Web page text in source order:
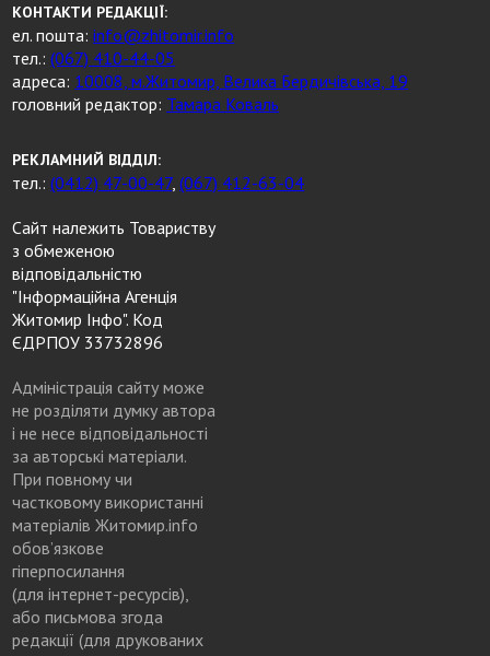
КОНТАКТИ РЕДАКЦІЇ:
ел. пошта:info@zhitomir.info
тел.:(067) 410-44-05
адреса: 10008, м.Житомир, Велика Бердичівська, 19
головний редактор: Тамара Коваль
РЕКЛАМНИЙ ВІДДІЛ:
тел.:(0412) 47-00-47,(067) 412-63-04
Сайт належить Товариству
з обмеженою
відповідальністю
"Інформаційна Агенція
Житомир Інфо". Код
ЄДРПОУ 33732896
Адміністрація сайту може
не розділяти думку автора
і не несе відповідальності
за авторські матеріали.
При повному чи
частковому використанні
матеріалів Житомир.info
обов’язкове
гіперпосилання
(для інтернет-ресурсів),
або письмова згода
редакції (для друкованих